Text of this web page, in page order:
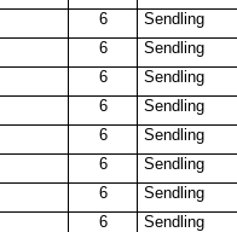
6
Sendling
6
Sendling
6
Sendling
6
Sendling
6
Sendling
6
Sendling
6
Sendling
6
Sendling